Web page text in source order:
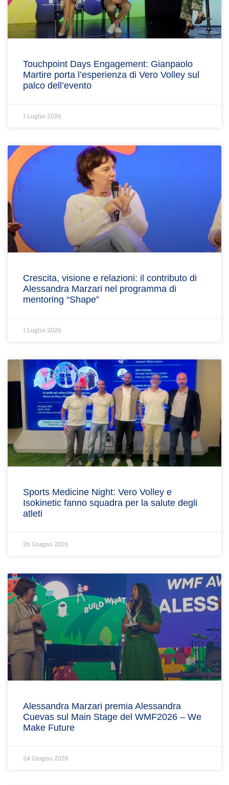
Touchpoint Days Engagement: Gianpaolo
Martire porta l’esperienza di Vero Volley sul
palco dell’evento
1 Luglio 2026
Crescita, visione e relazioni: il contributo di
Alessandra Marzari nel programma di
mentoring “Shape”
1 Luglio 2026
Sports Medicine Night: Vero Volley e
Isokinetic fanno squadra per la salute degli
atleti
26 Giugno 2026
Alessandra Marzari premia Alessandra
Cuevas sul Main Stage del WMF2026 – We
Make Future
24 Giugno 2026